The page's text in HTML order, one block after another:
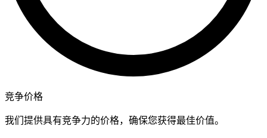
竞争价格
我们提供具有竞争力的价格，确保您获得最佳价值。